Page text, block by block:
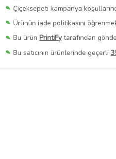
Çiçeksepeti kampanya
Ürünün iade politikasını
Bu ürün PrintiFytarafından
Bu satıcının ürünlerinde geçerli
Bu SatıcınınTüm Ürünlerini